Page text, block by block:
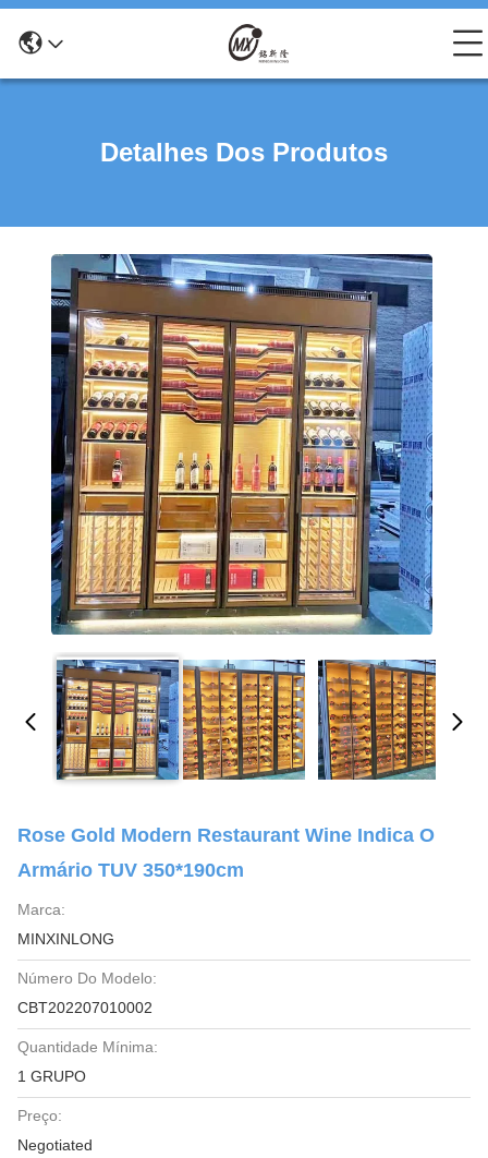
Detalhes Dos Produtos
Rose Gold Modern Restaurant Wine Indica O
Armário TUV 350*190cm
Marca:
MINXINLONG
Número Do Modelo:
CBT202207010002
Quantidade Mínima:
1 GRUPO
Preço:
Negotiated